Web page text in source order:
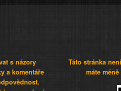
s názory
a komentáře
Táto stránka
máte